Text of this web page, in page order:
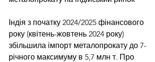
Індія з початку 2024/2025 фінансового
року (квітень-жовтень 2024 року)
збільшила імпорт металопрокату до 7-
річного максимуму в 5,7 млн т. Про